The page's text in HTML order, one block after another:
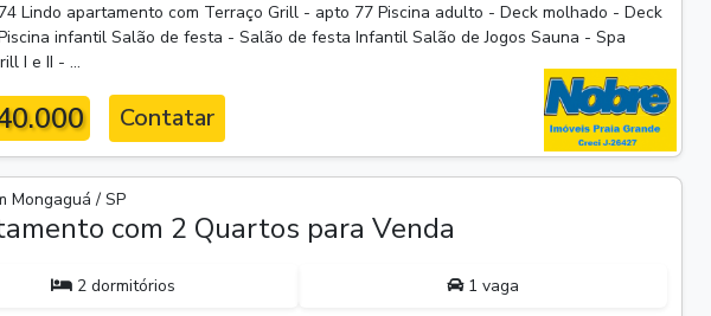
Lindo apartamento com Terraço Grill - apto 77 Piscina adulto - Deck molhado - Deck
infantil Salão de festa - Salão de festa Infantil Salão de Jogos Sauna - Spa
I e II - ...
Contatar
Mongaguá / SP
com 2 Quartos para Venda
2 dormitórios
1 vaga